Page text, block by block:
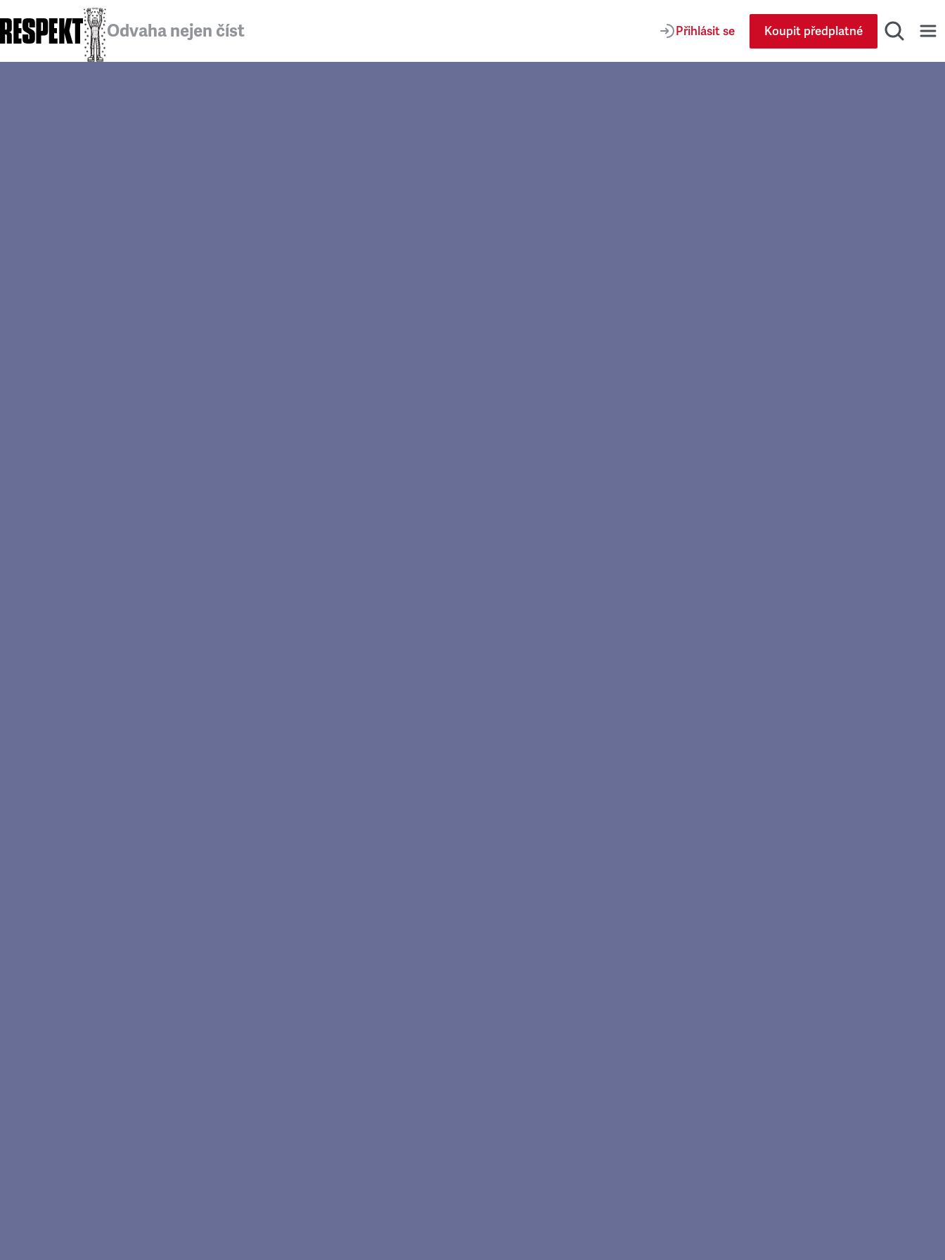
Odvaha nejen číst Přihlásit se Koupit předplatné